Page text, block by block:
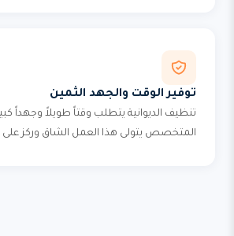
توفير الوقت والجهد الثمين
تنظيف الديوانية يتطلب وقتاً طويلاً وجهداً
المتخصص يتولى هذا العمل الشاق وركز